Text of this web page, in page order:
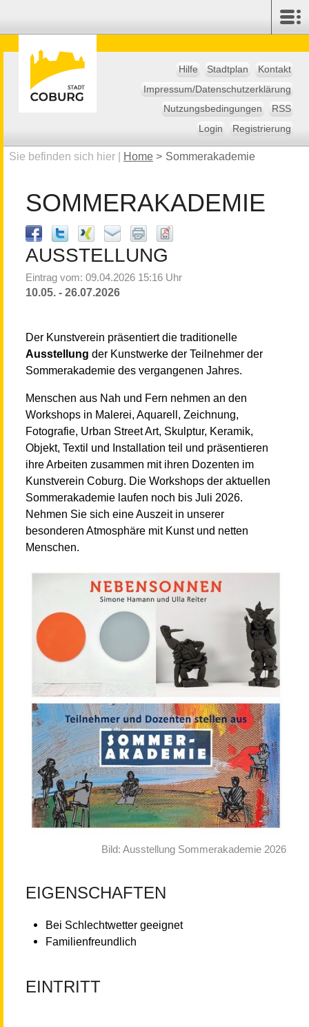
Hilfe Stadtplan
Kontakt
Impressum/Datenschutzerklärung
Nutzungsbedingungen
RSS
Login
Registrierung
Sie befinden sich hier | Home > Sommerakademie
SOMMERAKADEMIE
AUSSTELLUNG
Eintrag vom: 09.04.2026 15:16 Uhr
10.05. - 26.07.2026
Der Kunstverein präsentiert die traditionelle
Ausstellung der Kunstwerke der Teilnehmer der
Sommerakademie des vergangenen Jahres.
Menschen aus Nah und Fern nehmen an den
Workshops in Malerei, Aquarell, Zeichnung,
Fotografie, Urban Street Art, Skulptur, Keramik,
Objekt, Textil und Installation teil und präsentieren
ihre Arbeiten zusammen mit ihren Dozenten im
Kunstverein Coburg. Die Workshops der aktuellen
Sommerakademie laufen noch bis Juli 2026.
Nehmen Sie sich eine Auszeit in unserer
besonderen Atmosphäre mit Kunst und netten
Menschen.
Bild: Ausstellung Sommerakademie 2026
EIGENSCHAFTEN
Bei Schlechtwetter geeignet
Familienfreundlich
EINTRITT